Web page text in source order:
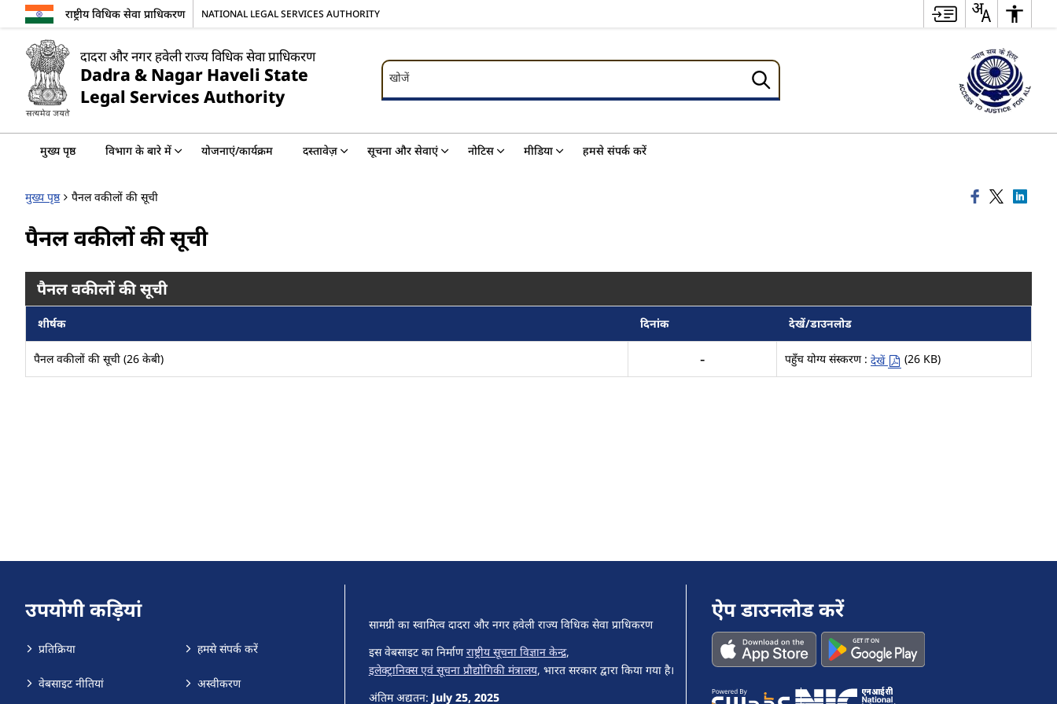
राष्ट्रीय विधिक सेवा प्राधिकरण NATIONAL LEGAL SERVICES AUTHORITY
दादरा और नगर हवेली राज्य विधिक सेवा प्राधिकरण
Dadra & Nagar Haveli State
Legal Services Authority
खोजें
खोजें
मुख्य पृष्ठ विभाग के बारे में योजनाएं/कार्यक्रम दस्तावेज़ सूचना और सेवाएं नोटिस मीडिया हमसे संपर्क करें
मुख्य पृष्ठ पैनल वकीलों की सूची
पैनल वकीलों की सूची
पैनल वकीलों की सूची
शीर्षक दिनांक देखें/डाउनलोड
पैनल वकीलों की सूची (26 केबी) पहुँच योग्य संस्करण : देखें (26 KB)
उपयोगी कड़ियां
प्रतिक्रिया
वेबसाइट नीतियां
हमसे संपर्क करें
अस्वीकरण
सामग्री का स्वामित्व दादरा और नगर हवेली राज्य विधिक सेवा प्राधिकरण
इस वेबसाइट का निर्माणराष्ट्रीय सूचना विज्ञान केन्द्र,
इलेक्ट्रानिक्स एवं सूचना प्रौद्योगिकी मंत्रालय, भारत सरकार द्वारा किया गया है।
अंतिम अद्यतन: July 25, 2025
ऐप डाउनलोड करें